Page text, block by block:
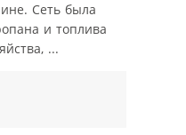
Сеть была
и топлива
...